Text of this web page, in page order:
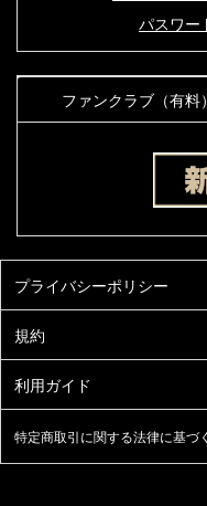
パスワー
ファンクラブ（有料
特定商取引に関する法律に基づ